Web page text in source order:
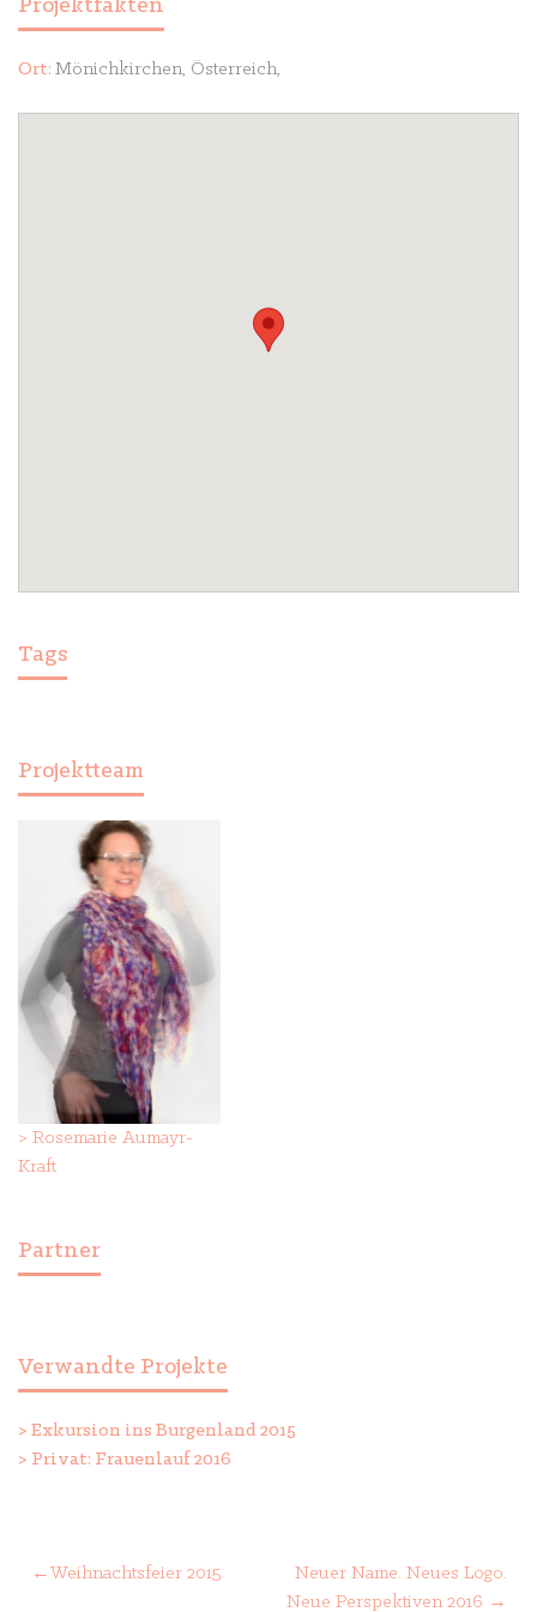
Projektfakten
Ort: Mönichkirchen, Österreich,
Tags
Projektteam
> Rosemarie Aumayr-
Kraft
Partner
Verwandte Projekte
> Exkursion ins Burgenland 2015
> Privat: Frauenlauf 2016
Beitragsnavigation
Weihnachtsfeier 2015
Neuer Name. Neues Logo.
Neue Perspektiven 2016